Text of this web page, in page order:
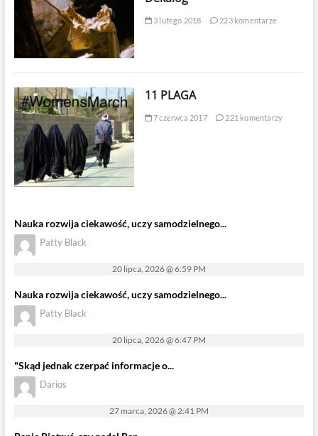
3 lutego 2018 223 komentarze
11 PLAGA
7 czerwca 2017 221 komentarzy
Nauka rozwija ciekawość, uczy samodzielnego...
Patty Black
20 lipca, 2026 @ 6:59 PM
Nauka rozwija ciekawość, uczy samodzielnego...
Patty Black
20 lipca, 2026 @ 6:47 PM
"Skąd jednak czerpać informacje o...
Darios
27 marca, 2026 @ 2:41 PM